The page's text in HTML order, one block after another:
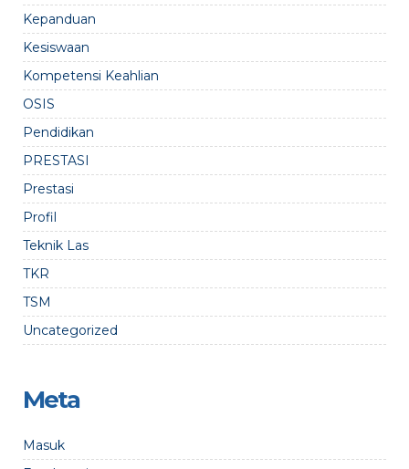
Kepanduan
Kesiswaan
Kompetensi Keahlian
OSIS
Pendidikan
PRESTASI
Prestasi
Profil
Teknik Las
TKR
TSM
Uncategorized
Meta
Masuk